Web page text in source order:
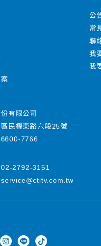
公
常
聯
我
我
有限公司
民權東路六段25號
7766
02-2792-3151
service@ctitv.com.tw